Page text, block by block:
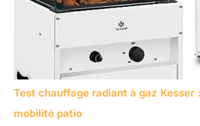
Test chauffage radiant à gaz
mobilité patio